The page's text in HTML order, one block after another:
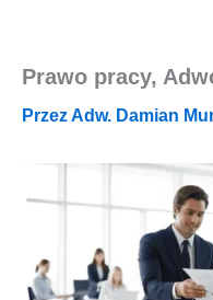
Prawo pracy,
PrzezAdw. Damian